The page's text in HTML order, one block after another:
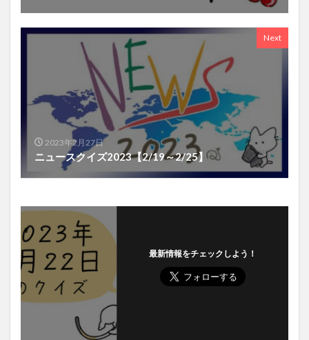
Next
2023年2月27日
ニュースクイズ2023【2/19～2/25】
最新情報をチェックしよう！